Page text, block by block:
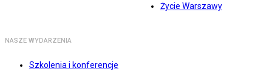
Życie Warszawy
NASZE WYDARZENIA
Szkolenia i konferencje